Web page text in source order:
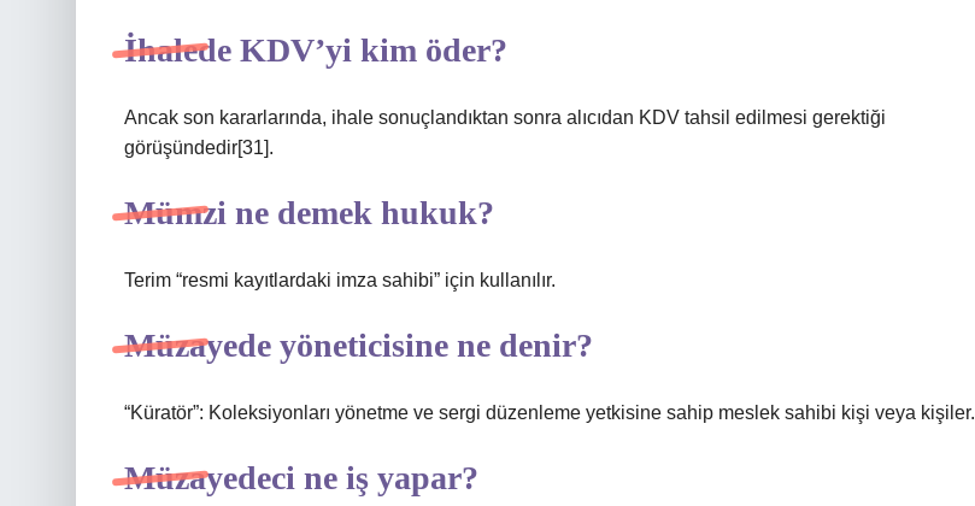
İhalede KDV’yi kim öder?
Ancak son kararlarında, ihale sonuçlandıktan sonra alıcıdan KDV tahsil edilmesi gerektiği
görüşündedir[31].
Mümzi ne demek hukuk?
Terim “resmi kayıtlardaki imza sahibi” için kullanılır.
Müzayede yöneticisine ne denir?
“Küratör”: Koleksiyonları yönetme ve sergi düzenleme yetkisine sahip meslek sahibi kişi veya kişiler.
Müzayedeci ne iş yapar?